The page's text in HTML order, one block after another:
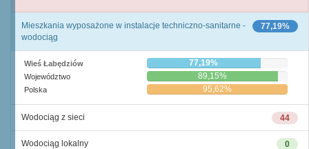
77,19%
Mieszkania wyposażone w instalacje techniczno-sanitarne -
wodociąg
Wieś Łabędziów 77,19%
Województwo 89,15%
Polska 95,62%
44
Wodociąg z sieci
0
Wodociąg lokalny